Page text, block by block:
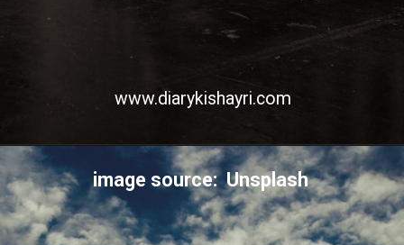
www.diarykishayri.com
image source: Unsplash